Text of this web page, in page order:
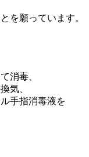
を願っています。
消毒、
気、
手指消毒液を